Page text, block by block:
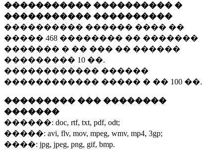
����������� ���������� �
����������� ����������
���������� ������ ���� ��
����� 468 �������� �� �������
������� � �� ��� �� ������
��������� 10 ��.
������������ ������
������������ ����� � �� 100 ��.
��������� ��� ��������
�������
������: doc, rtf, txt, pdf, odt;
�����: avi, flv, mov, mpeg, wmv, mp4, 3gp;
����: jpg, jpeg, png, gif, bmp.